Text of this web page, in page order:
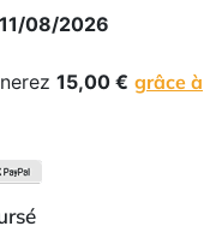
08/2026
15,00 € grâce à